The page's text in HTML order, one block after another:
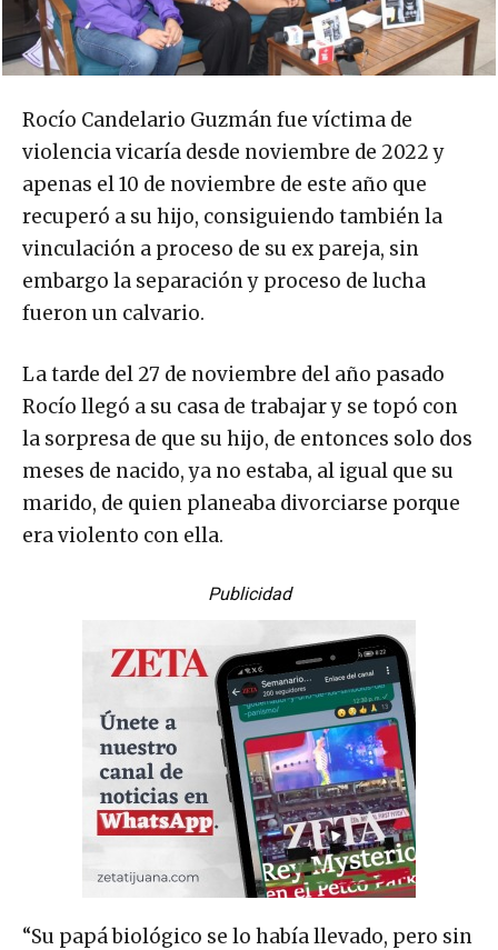
Rocío Candelario Guzmán fue víctima de
violencia vicaría desde noviembre de 2022 y
apenas el 10 de noviembre de este año que
recuperó a su hijo, consiguiendo también la
vinculación a proceso de su ex pareja, sin
embargo la separación y proceso de lucha
fueron un calvario.
La tarde del 27 de noviembre del año pasado
Rocío llegó a su casa de trabajar y se topó con
la sorpresa de que su hijo, de entonces solo dos
meses de nacido, ya no estaba, al igual que su
marido, de quien planeaba divorciarse porque
era violento con ella.
Publicidad
“Su papá biológico se lo había llevado, pero sin